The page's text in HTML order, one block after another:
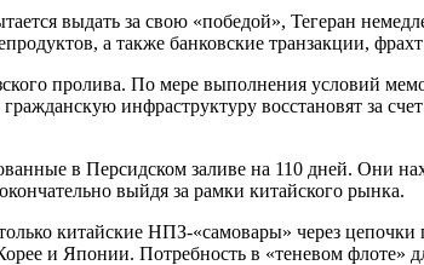
выдать за свою «победой», Тегеран
а также банковские транзакции, фрахт
пролива. По мере выполнения условий
инфраструктуру восстановят за
в Персидском заливе на 110 дней. Они
выйдя за рамки китайского рынка.
китайские НПЗ-«самовары» через
и Японии. Потребность в «теневом флоте»